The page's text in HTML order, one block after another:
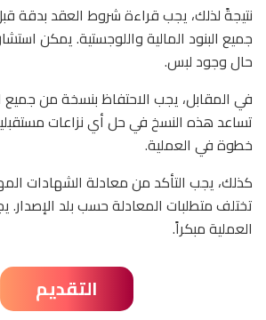
نتيجةً لذلك، يجب قراءة شروط العقد بدقة
جميع البنود المالية واللوجستية. يمكن
حال وجود لبس.
في المقابل، يجب الاحتفاظ بنسخة من جميع
تساعد هذه النسخ في حل أي نزاعات
خطوة في العملية.
كذلك، يجب التأكد من معادلة الشهادات
تختلف متطلبات المعادلة حسب بلد
العملية مبكراً.
التقديم